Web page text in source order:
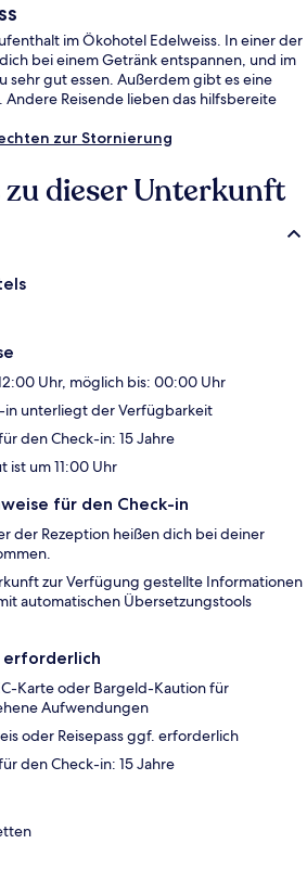
im Ökohotel Edelweiss. In einer der
bei einem Getränk entspannen, und im
sehr gut essen. Außerdem gibt es eine
Andere Reisende lieben das hilfsbereite
zur Stornierung
dieser Unterkunft
Uhr, möglich bis: 00:00 Uhr
in unterliegt der Verfügbarkeit
den Check-in: 15 Jahre
ist um 11:00 Uhr
für den Check-in
der Rezeption heißen dich bei deiner
zur Verfügung gestellte Informationen
automatischen Übersetzungstools
erforderlich
Karte oder Bargeld-Kaution für
Aufwendungen
oder Reisepass ggf. erforderlich
den Check-in: 15 Jahre